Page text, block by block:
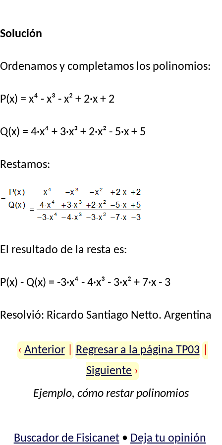
Solución
Ordenamos y completamos los polinomios:
P(x) = x⁴ - x³ - x² + 2·x + 2
Q(x) = 4·x⁴ + 3·x³ + 2·x² - 5·x + 5
Restamos:
El resultado de la resta es:
P(x) - Q(x) = -3·x⁴ - 4·x³ - 3·x² + 7·x - 3
Resolvió: Ricardo Santiago Netto. Argentina
‹ Anterior Regresar a la página TP03
Siguiente ›
Ejemplo, cómo restar polinomios
Buscador de Fisicanet• Deja tu opinión